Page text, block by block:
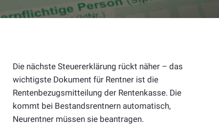
Die nächste Steuererklärung rückt näher – das
wichtigste Dokument für Rentner ist die
Rentenbezugsmitteilung der Rentenkasse. Die
kommt bei Bestandsrentnern automatisch,
Neurentner müssen sie beantragen.